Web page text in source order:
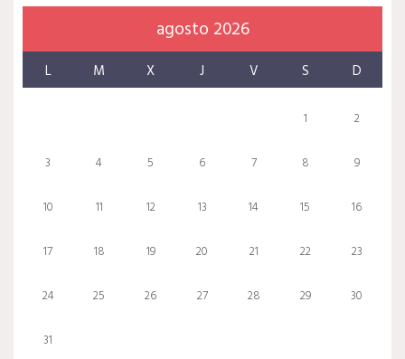
agosto 2026
L M X J V S D
1 2
3 4 5 6 7 8 9
10 11 12 13 14 15 16
17 18 19 20 21 22 23
24 25 26 27 28 29 30
31